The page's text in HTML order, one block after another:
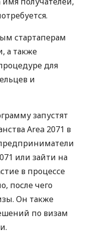
стартаперам
а также
для
и
запустят
Area 2071 в
или зайти на
в процессе
после чего
Он также
по визам